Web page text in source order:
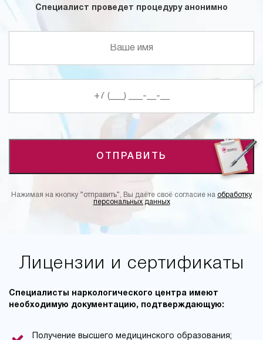
Специалист проведет процедуру анонимно
ОТПРАВИТЬ
Нажимая на кнопку ”отправить”, Вы даёте своё согласие на обработку
персональных данных
Лицензии и сертификаты
Специалисты наркологического центра имеют
необходимую документацию, подтверждающую:
Получение высшего медицинского образования;